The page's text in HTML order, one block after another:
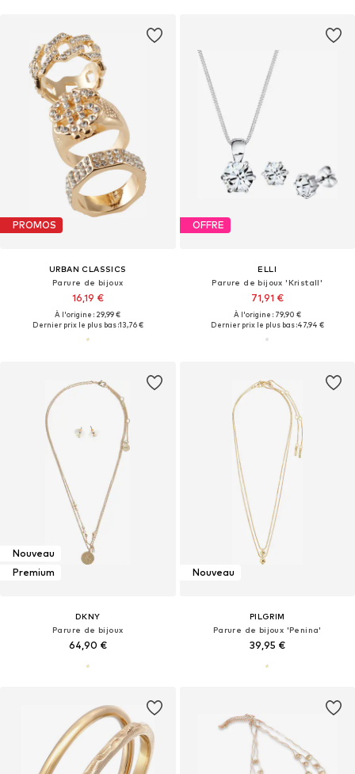
PROMOS
URBAN CLASSICS
Parure de bijoux
16,19 €
À l'origine : 29,99 €
Dernier prix le plus bas :13,76 €
OFFRE
ELLI
Parure de bijoux 'Kristall'
71,91 €
À l'origine : 79,90 €
Dernier prix le plus bas :47,94 €
Nouveau
Premium
DKNY
Parure de bijoux
64,90 €
Nouveau
PILGRIM
Parure de bijoux 'Penina'
39,95 €